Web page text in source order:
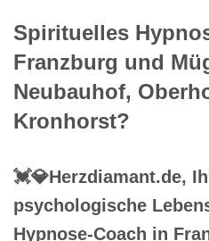
Spirituelles
Franzburg und
Neubauhof,
Kronhorst?
💓️💎Herzdiamant.de,
psychologische
Hypnose-Coach in